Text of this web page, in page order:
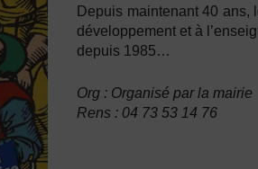
Depuis maintenant 40 ans,
développement et à
depuis 1985…
Org : Organisé par la mairie
Rens : 04 73 53 14 76